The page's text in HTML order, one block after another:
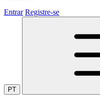
Entrar Registre-se
PT